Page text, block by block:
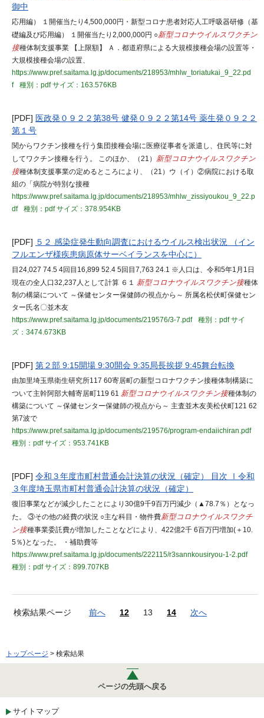
御中
応用編） １開催当たり4,500,000円・新型コロナ患者対応人工呼吸器研修（基
礎編及び応用編） １開催当たり2,000,000円 ○新型コロナウイルスワクチン
接種体制支援事業 【上限額】 Ａ．都道府県による大規模接種会場の設置等・
大規模接種会場の設置、
https://www.pref.saitama.lg.jp/documents/218953/mhlw_toriatukai_9_22.pd
f
種別：pdfサイズ：163.576KB
[PDF] 医政発０９２２第38号 健発０９２２第14号 薬生発０９２２
第１号
関からワクチン接種を行う集団接種会場に医療従事者を派遣し、住民等に対
してワクチン接種を行う。 このほか、（21） 新型コロナウイルスワクチン
接種体制支援事業の定めるところにより、（21）ウ（イ）②病院における取
組の「病院が特別な接種
https://www.pref.saitama.lg.jp/documents/218953/mhlw_zissiyoukou_9_22.p
df
種別：pdfサイズ：378.954KB
[PDF] ５２ 感染症発生動向調査におけるウイルス検出状況 （イン
フルエンザ様疾患病原体サーベイランスを中心に）
目24,027 74.5 4回目16,899 52.4 5回目7,763 24.1 ※人口は、令和5年1月1日
現在の全人口32,237人として計算 ６１ 新型コロナウイルスワクチン接種体
制の構築について ～保健センター保健師の視点から～ 所属名松伏町保健セン
ター氏名〇並木友
https://www.pref.saitama.lg.jp/documents/219576/3-7.pdf
種別：pdfサイ
ズ：3474.673KB
[PDF] 第２部 9:15開場 9:30開会 9:35局長挨拶 9:45舞台転換
由加里埼玉県衛生研究所117 60寄居町の新型コロナワクチン接種体制構築に
ついて主幹阿部大輔寄居町119 61 新型コロナウイルスワクチン接種体制の
構築について ～保健センター保健師の視点から～ 主査並木友美松伏町121 62
第7波で
https://www.pref.saitama.lg.jp/documents/219576/program-endaiichiran.pdf
種別：pdfサイズ：953.741KB
[PDF] 令和３年度市町村普通会計決算の状況（確定） 目次 Ⅰ令和
３年度埼玉県市町村普通会計決算の状況（確定）
復旧事業などが減少したことにより30億9千9百万円減少（▲78.7％）となっ
た。 ③その他の経費の状況 ○主な科目・物件費新型コロナウイルスワクチ
ン接種事業委託費が増加したことなどにより、422億2千 6百万円増加(＋10.
5％)となった。 ・補助費等
https://www.pref.saitama.lg.jp/documents/222115/r3sannkousiryou-1-2.pdf
種別：pdfサイズ：899.707KB
検索結果ページ 前へ 12 13 14 次へ
トップページ > 検索結果
ページの先頭へ戻る
サイトマップ